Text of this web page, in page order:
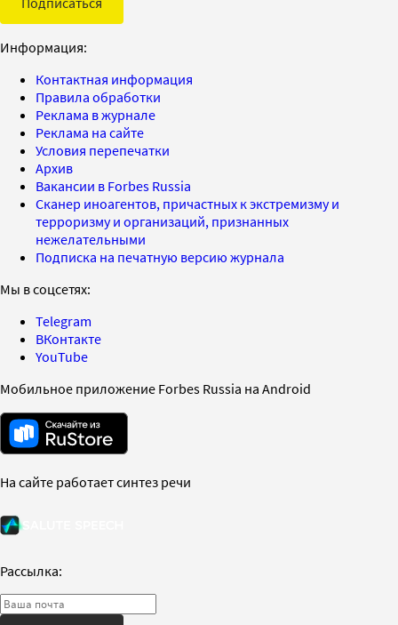
Информация:
Контактная информация
Правила обработки
Реклама в журнале
Реклама на сайте
Условия перепечатки
Архив
Вакансии в Forbes Russia
Сканер иноагентов, причастных к экстремизму и
терроризму и организаций, признанных
нежелательными
Подписка на печатную версию журнала
Мы в соцсетях:
Telegram
ВКонтакте
YouTube
Мобильное приложение Forbes Russia на Android
На сайте работает синтез речи
Рассылка: